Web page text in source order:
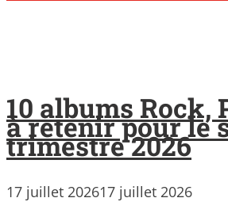
10 albums Rock,
à retenir pour le
trimestre 2026
17 juillet 202617 juillet 2026